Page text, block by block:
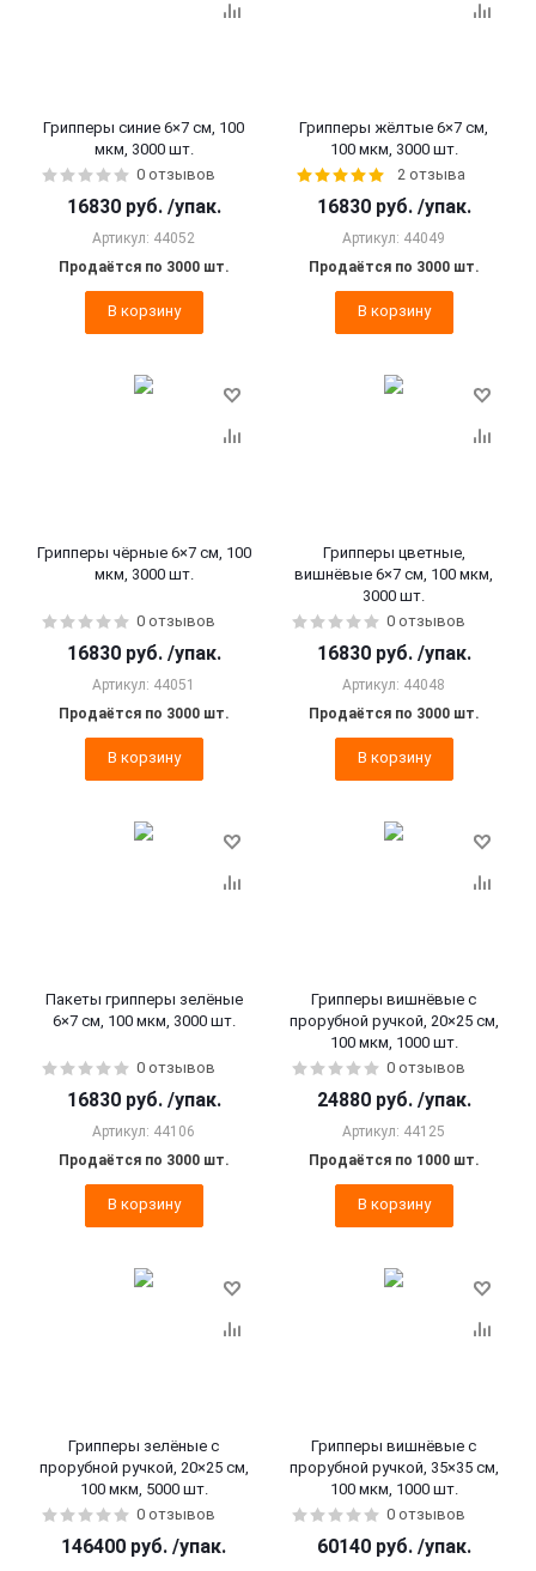
Грипперы синие 6×7 см, 100
мкм, 3000 шт.
0 отзывов
16830 руб. /упак.
Артикул: 44052
Продаётся по 3000 шт.
В корзину
Грипперы жёлтые 6×7 см,
100 мкм, 3000 шт.
2 отзыва
16830 руб. /упак.
Артикул: 44049
Продаётся по 3000 шт.
В корзину
Грипперы чёрные 6×7 см, 100
мкм, 3000 шт.
0 отзывов
16830 руб. /упак.
Артикул: 44051
Продаётся по 3000 шт.
В корзину
Грипперы цветные,
вишнёвые 6×7 см, 100 мкм,
3000 шт.
0 отзывов
16830 руб. /упак.
Артикул: 44048
Продаётся по 3000 шт.
В корзину
Пакеты грипперы зелёные
6×7 см, 100 мкм, 3000 шт.
0 отзывов
16830 руб. /упак.
Артикул: 44106
Продаётся по 3000 шт.
В корзину
Грипперы вишнёвые с
прорубной ручкой, 20×25 см,
100 мкм, 1000 шт.
0 отзывов
24880 руб. /упак.
Артикул: 44125
Продаётся по 1000 шт.
В корзину
Грипперы зелёные с
прорубной ручкой, 20×25 см,
100 мкм, 5000 шт.
0 отзывов
146400 руб. /упак.
Грипперы вишнёвые с
прорубной ручкой, 35×35 см,
100 мкм, 1000 шт.
0 отзывов
60140 руб. /упак.